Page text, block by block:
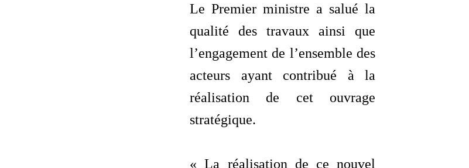
‎Le Premier ministre a salué la
qualité des travaux ainsi que
l’engagement de l’ensemble des
acteurs ayant contribué à la
réalisation de cet ouvrage
stratégique.
‎« La réalisation de ce nouvel